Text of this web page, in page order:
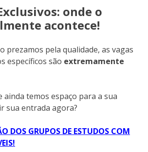
onde o
acontece!
prezamos pela qualidade, as vagas
específicos são extremamente
ainda temos espaço para a sua
sua entrada agora?
DOS GRUPOS DE ESTUDOS COM